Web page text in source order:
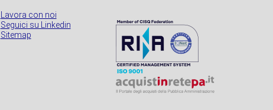
Lavora con noi
Seguici su Linkedin
Sitemap